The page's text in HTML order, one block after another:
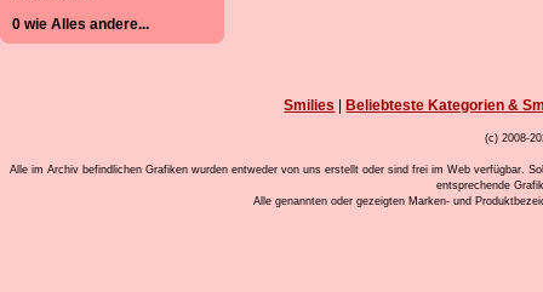
0 wie Alles andere...
Smilies Beliebteste Kategorien &
(c) 2008-
Alle im Archiv befindlichen Grafiken wurden entweder von uns erstellt oder sind frei im Web verfügbar.
entsprechende
Alle genannten oder gezeigten Marken- und